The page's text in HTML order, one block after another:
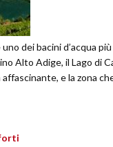
dei bacini d’acqua
Alto Adige, il Lago di
e la zona